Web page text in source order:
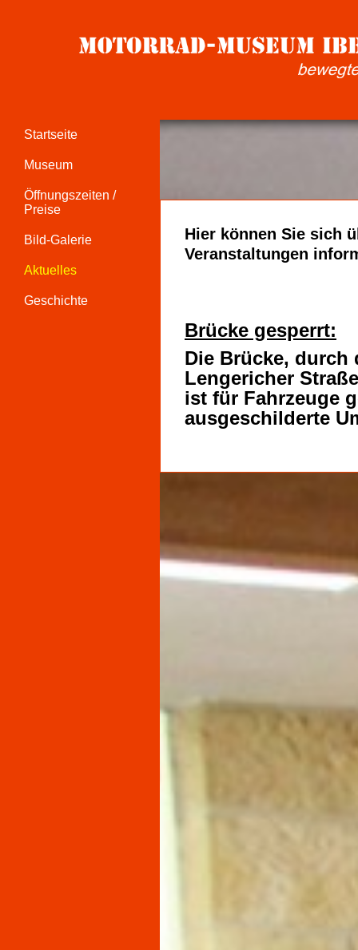
Startseite
Museum
Öffnungszeiten /
Preise
Bild-Galerie
Aktuelles
Geschichte
Hier können Sie sich
Veranstaltungen
Brücke gesperrt:
Die Brücke, durch
Lengericher
ist für Fahrzeuge
ausgeschilderte
Am Sonntag, dem
Rallyeteilnehmer
Motorradmuseum
unter: